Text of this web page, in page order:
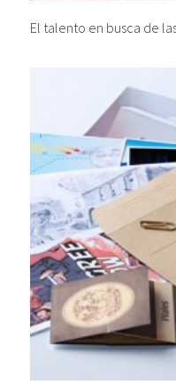
El talento en busca de